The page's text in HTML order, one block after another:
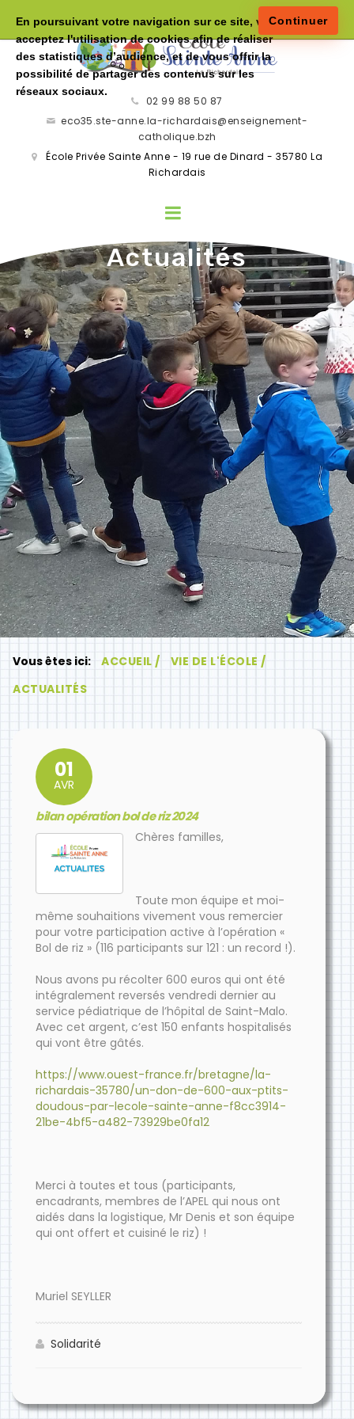
En poursuivant votre navigation sur ce site, vous
acceptez l'utilisation de cookies afin de réaliser
des statistiques d’audience, et de vous offrir la
possibilité de partager des contenus sur les
réseaux sociaux.
Continuer
02 99 88 50 87
eco35.ste-anne.la-richardais@enseignement-
catholique.bzh
École Privée Sainte Anne - 19 rue de Dinard - 35780 La
Richardais
Actualités
Vous êtes ici: ACCUEIL /
VIE DE L'ÉCOLE /
ACTUALITÉS
01
AVR
bilan opération bol de riz 2024
Chères familles,
Toute mon équipe et moi-
même souhaitions vivement vous remercier
pour votre participation active à l’opération «
Bol de riz » (116 participants sur 121 : un record !).
Nous avons pu récolter 600 euros qui ont été
intégralement reversés vendredi dernier au
service pédiatrique de l’hôpital de Saint-Malo.
Avec cet argent, c’est 150 enfants hospitalisés
qui vont être gâtés.
https://www.ouest-france.fr/bretagne/la-
richardais-35780/un-don-de-600-aux-ptits-
doudous-par-lecole-sainte-anne-f8cc3914-
21be-4bf5-a482-73929be0fa12
Merci à toutes et tous (participants,
encadrants, membres de l’APEL qui nous ont
aidés dans la logistique, Mr Denis et son équipe
qui ont offert et cuisiné le riz) !
Muriel SEYLLER​
Solidarité